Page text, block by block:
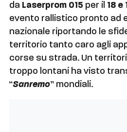
da Laserprom 015 per il 18 e
evento rallistico pronto ad
nazionale riportando le
territorio tanto caro agli
corse su strada. Un
troppo lontani ha visto
“Sanremo” mondiali.